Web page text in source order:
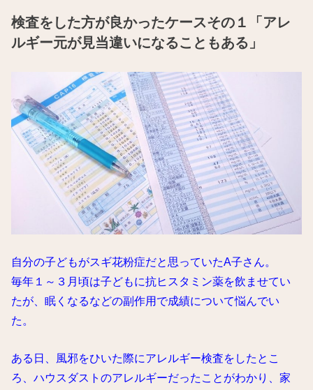
検査をした方が良かったケースその１「アレ
ルギー元が見当違いになることもある」
自分の子どもがスギ花粉症だと思っていたA子さん。
毎年１～３月頃は子どもに抗ヒスタミン薬を飲ませてい
たが、眠くなるなどの副作用で成績について悩んでい
た。
ある日、風邪をひいた際にアレルギー検査をしたとこ
ろ、ハウスダストのアレルギーだったことがわかり、家